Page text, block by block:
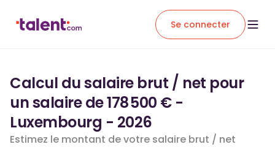
Se connecter
Calcul du salaire brut / net pour
un salaire de 178 500 € -
Luxembourg - 2026
Estimez le montant de votre salaire brut / net